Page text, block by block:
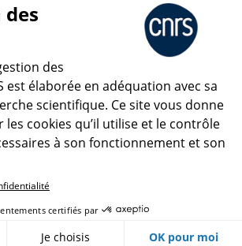
CNRS Le Mag
© 2026, CNRS
Se connecter
Gestion des cookies
des
est élaborée en adéquation avec sa
scientifique. Ce site vous donne
les cookies qu’il utilise et le contrôle
à son fonctionnement et son
certifiés par
Je choisis OK pour moi